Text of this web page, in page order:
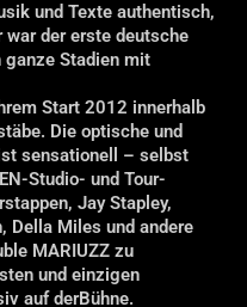
und Texte authentisch,
war der erste deutsche
ganze Stadien mit
Start 2012 innerhalb
Die optische und
sensationell – selbst
Studio- und Tour-
Jay Stapley,
Della Miles und andere
MARIUZZ zu
und einzigen
auf derBühne.